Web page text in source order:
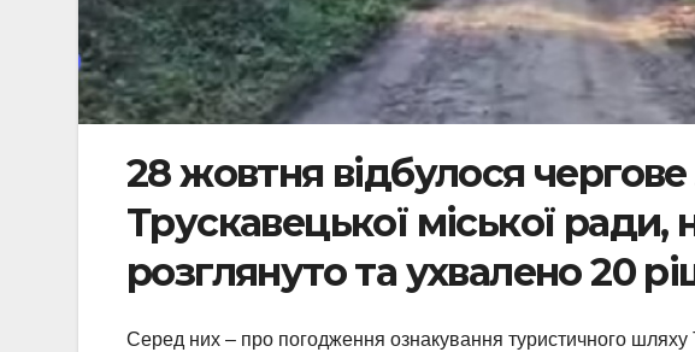
28 жовтня відбулося
Трускавецької міської ради,
розглянуто та ухвалено 20
Серед них – про погодження ознакування туристичного